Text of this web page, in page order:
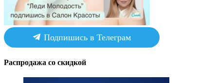
Подпишись в Телеграм
Распродажа со скидкой